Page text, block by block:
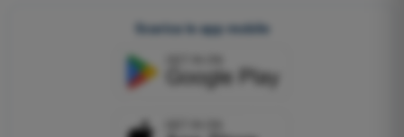
Scarica le app mobile